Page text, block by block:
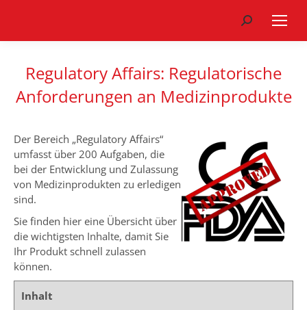
Search:
Regulatory Affairs: Regulatorische
Anforderungen an Medizinprodukte
Der Bereich „Regulatory Affairs“
umfasst über 200 Aufgaben, die
bei der Entwicklung und Zulassung
von Medizinprodukten zu erledigen
sind.
Sie finden hier eine Übersicht über
die wichtigsten Inhalte, damit Sie
Ihr Produkt schnell zulassen
können.
Inhalt